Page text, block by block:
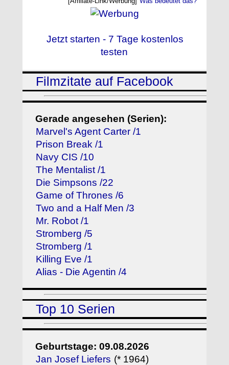
Jetzt starten - 7 Tage kostenlos
testen
Filmzitate auf Facebook
Gerade angesehen (Serien):
Marvel's Agent Carter /1
Prison Break /1
Navy CIS /10
The Mentalist /1
Die Simpsons /22
Game of Thrones /6
Two and a Half Men /3
Mr. Robot /1
Stromberg /5
Stromberg /1
Killing Eve /1
Alias - Die Agentin /4
Top 10 Serien
Geburtstage: 09.08.2026
Jan Josef Liefers (* 1964)